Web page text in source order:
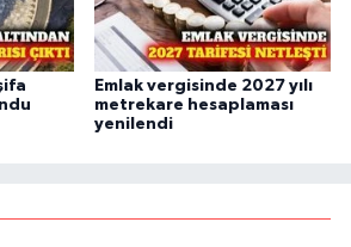
Emlak vergisinde 2027 yılı
metrekare hesaplaması
yenilendi